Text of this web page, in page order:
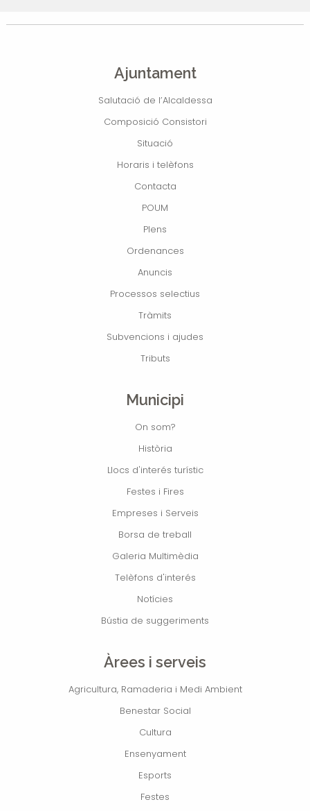
Ajuntament
Salutació de l’Alcaldessa
Composició Consistori
Situació
Horaris i telèfons
Contacta
POUM
Plens
Ordenances
Anuncis
Processos selectius
Tràmits
Subvencions i ajudes
Tributs
Municipi
On som?
Història
Llocs d'interés turístic
Festes i Fires
Empreses i Serveis
Borsa de treball
Galeria Multimèdia
Telèfons d'interés
Notícies
Bústia de suggeriments
Àrees i serveis
Agricultura, Ramaderia i Medi Ambient
Benestar Social
Cultura
Ensenyament
Esports
Festes